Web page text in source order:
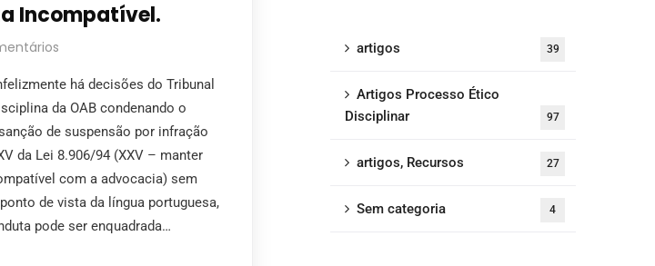
Incompatível.
há decisões do Tribunal
da OAB condenando o
de suspensão por infração
da Lei 8.906/94 (XXV – manter
com a advocacia) sem
de vista da língua portuguesa,
pode ser enquadrada…
artigos 39
Artigos Processo Ético
Disciplinar
97
artigos, Recursos 27
Sem categoria 4